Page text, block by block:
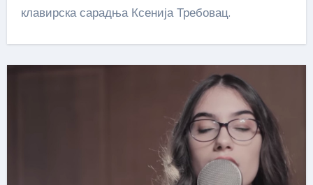
клавирска сарадња Ксенија Требовац.